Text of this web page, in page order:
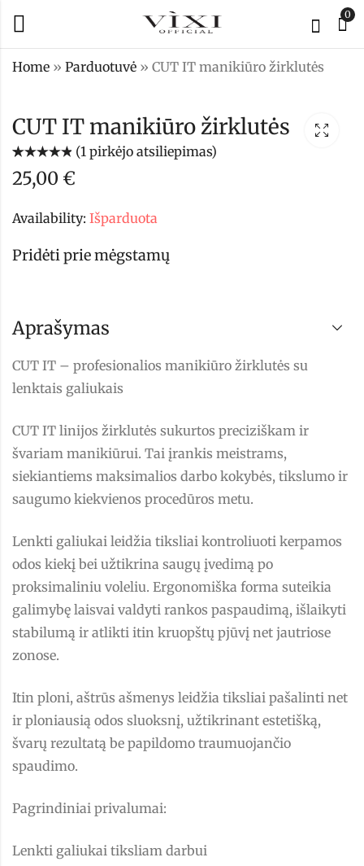
0
Home » Parduotuvė » CUT IT manikiūro žirklutės
FLUID GELIS -
lime
Shower gel (dušo
gelis)
CUT IT manikiūro žirklutės
5.00 iš 5
(viso
(1 pirkėjo atsiliepimas)
25,00 €
Availability: Išparduota
Pridėti prie mėgstamų
Aprašymas
CUT IT – profesionalios manikiūro žirklutės su
lenktais galiukais
CUT IT linijos žirklutės sukurtos preciziškam ir
švariam manikiūrui. Tai įrankis meistrams,
siekiantiems maksimalios darbo kokybės, tikslumo ir
saugumo kiekvienos procedūros metu.
Lenkti galiukai leidžia tiksliai kontroliuoti kerpamos
odos kiekį bei užtikrina saugų įvedimą po
proksimaliniu voleliu. Ergonomiška forma suteikia
galimybę laisvai valdyti rankos paspaudimą, išlaikyti
stabilumą ir atlikti itin kruopštų pjūvį net jautriose
zonose.
Itin ploni, aštrūs ašmenys leidžia tiksliai pašalinti net
ir ploniausią odos sluoksnį, užtikrinant estetišką,
švarų rezultatą be papildomo traumuojančio
spaudimo.
Pagrindiniai privalumai:
Lenkti galiukai tiksliam darbui